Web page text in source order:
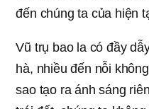
đến chúng ta của hiện
Vũ trụ bao la có đầy
hà, nhiều đến nỗi
sao tạo ra ánh sáng